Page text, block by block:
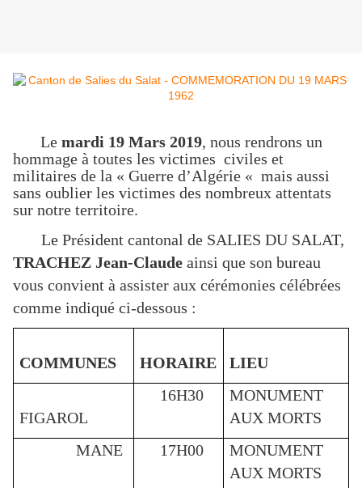
Le mardi 19 Mars 2019, nous rendrons un
hommage à toutes les victimes civiles et
militaires de la « Guerre d’Algérie « mais aussi
sans oublier les victimes des nombreux attentats
sur notre territoire.
Le Président cantonal de SALIES DU SALAT,
TRACHEZ Jean-Claude ainsi que son bureau
vous convient à assister aux cérémonies célébrées
comme indiqué ci-dessous :
COMMUNES HORAIRE LIEU
FIGAROL
16H30
MONUMENT
AUX MORTS
MANE
17H00
MONUMENT
AUX MORTS